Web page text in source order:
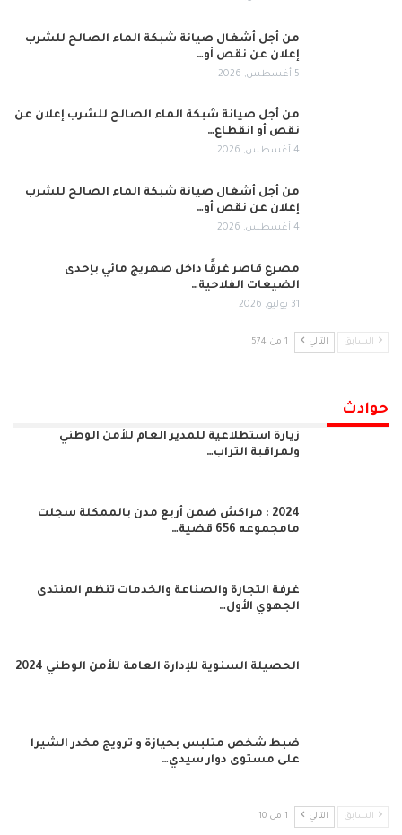
من أجل أشغال صيانة شبكة الماء الصالح للشرب
إعلان عن نقص أو…
5 أغسطس, 2026
من أجل صيانة شبكة الماء الصالح للشرب إعلان عن
نقص أو انقطاع…
4 أغسطس, 2026
من أجل أشغال صيانة شبكة الماء الصالح للشرب
إعلان عن نقص أو…
4 أغسطس, 2026
مصرع قاصر غرقًا داخل صهريج مائي بإحدى
الضيعات الفلاحية…
31 يوليو, 2026
السابق التالي 1 من 574
حوادث
زيارة استطلاعية للمدير العام للأمن الوطني
ولمراقبة التراب…
2024 : مراكش ضمن أربع مدن بالممكلة سجلت
مامجموعه 656 قضية…
غرفة التجارة والصناعة والخدمات تنظم المنتدى
الجهوي الأول…
الحصيلة السنوية للإدارة العامة للأمن الوطني 2024
ضبط شخص متلبس بحيازة و ترويج مخدر الشيرا
على مستوى دوار سيدي…
السابق التالي 1 من 10